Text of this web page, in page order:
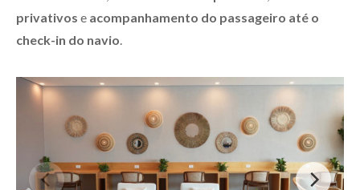
privativos e acompanhamento do passageiro até o
check-in do navio.